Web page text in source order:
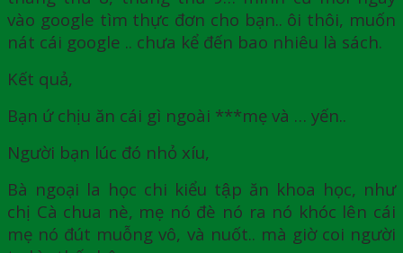
vào google tìm thực đơn cho bạn.. ôi thôi, muốn
nát cái google .. chưa kể đến bao nhiêu là sách.
Kết quả,
Bạn ứ chịu ăn cái gì ngoài ***mẹ và … yến..
Người bạn lúc đó nhỏ xíu,
Bà ngoại la học chi kiểu tập ăn khoa học, như
chị Cà chua nè, mẹ nó đè nó ra nó khóc lên cái
mẹ nó đút muỗng vô, và nuốt.. mà giờ coi người